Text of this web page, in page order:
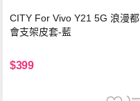
CITY For Vivo Y21 5G 浪漫都
會支架皮套-藍
$399